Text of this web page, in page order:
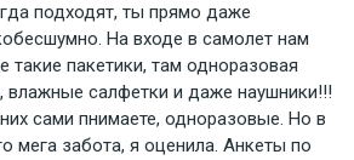
подходят, ты прямо даже
На входе в самолет нам
такие пакетики, там одноразовая
влажные салфетки и даже наушники!!!
сами пнимаете, одноразовые. Но в
мега забота, я оценила. Анкеты по